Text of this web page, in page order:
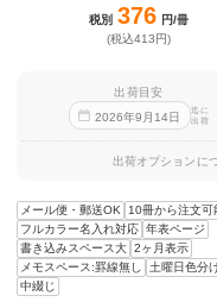
税別 376 円/冊
(税込413円)
出荷目安
2026年9 月 14日
迄に
出荷
出荷オプションに
メール便・郵送OK
10冊から注文可
フルカラー名入れ対応 年表ページ
書き込みスペース大 2ヶ月表示
メモスペース:罫線無し
土曜日色分
中綴じ